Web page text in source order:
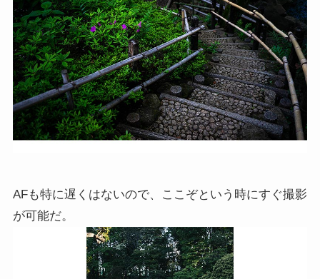
AFも特に遅くはないので、ここぞという時にすぐ撮影
が可能だ。